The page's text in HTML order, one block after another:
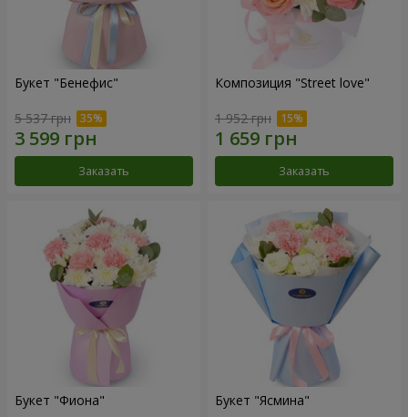
Букет "Бенефис"
5 537 грн
Заказать
Композиция "Street love"
1 952 грн
Заказать
Букет "Фиона" Букет "Ясмина"